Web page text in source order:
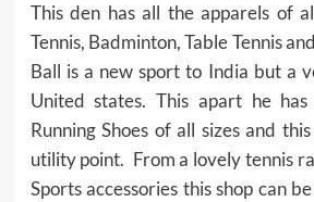
This den has all the apparels of
Tennis, Badminton, Table Tennis
Ball is a new sport to India but a
United states. This apart he
Running Shoes of all sizes and
utility point. From a lovely tennis
Sports accessories this shop can